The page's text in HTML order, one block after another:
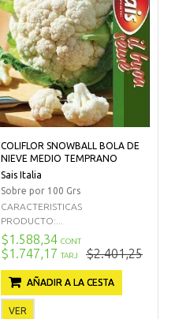
COLIFLOR SNOWBALL BOLA DE
NIEVE MEDIO TEMPRANO
Sais Italia
Sobre por 100 Grs
CARACTERISTICAS
PRODUCTO:...
$1.588,34 CONT
$1.747,17 TARJ $2.401,25
AÑADIR A LA CESTA
VER